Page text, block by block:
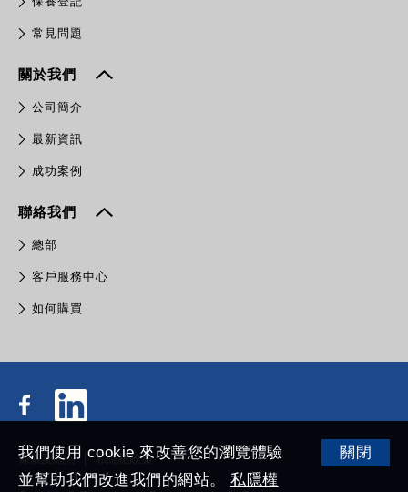
常見問題
關於我們
公司簡介
最新資訊
成功案例
聯絡我們
總部
客戶服務中心
如何購買
條款及細則 私隱權政策
我們使用 cookie 來改善您的瀏覽體驗
並幫助我們改進我們的網站。 私隱權
關閉